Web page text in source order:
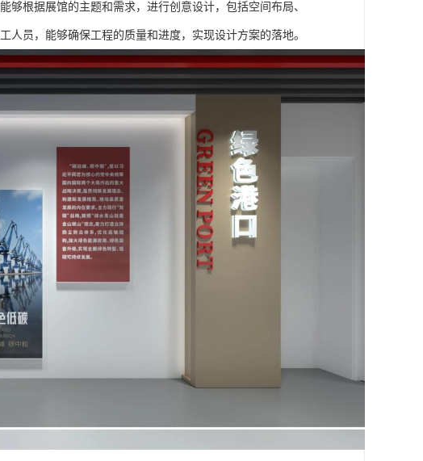
够根据展馆的主题和需求，进行创意设计，包括空间布局、
员，能够确保工程的质量和进度，实现设计方案的落地。